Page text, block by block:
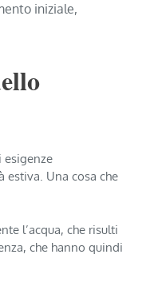
iniziale,
esigenze
estiva. Una cosa che
l’acqua, che risulti
che hanno quindi